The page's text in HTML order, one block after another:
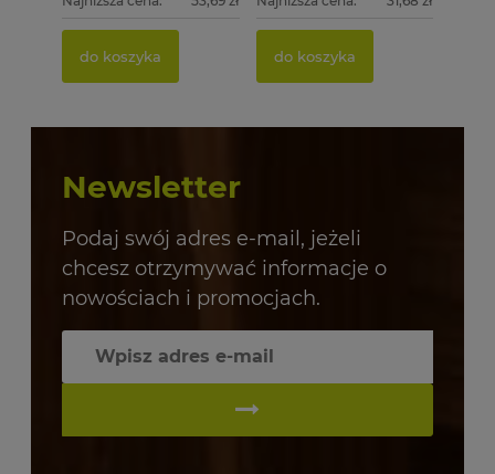
do koszyka do koszyka
Newsletter
Podaj swój adres e-mail, jeżeli
chcesz otrzymywać informacje o
nowościach i promocjach.